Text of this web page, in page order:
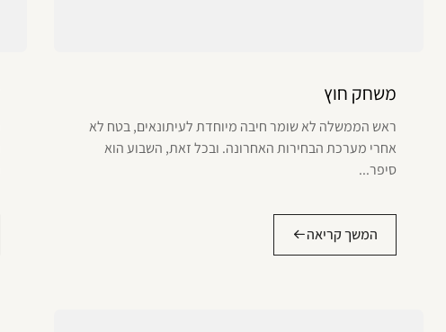
משחק חוץ
ראש הממשלה לא שומר חיבה מיוחדת לעיתונאים, בטח לא
אחרי מערכת הבחירות האחרונה. ובכל זאת, השבוע הוא
סיפר...
המשך קריאה